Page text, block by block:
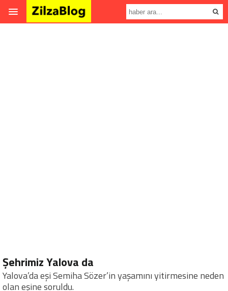
Şehrimiz Yalova da
Yalova’da eşi Semiha Sözer’in yaşamını yitirmesine neden
olan eşine soruldu.